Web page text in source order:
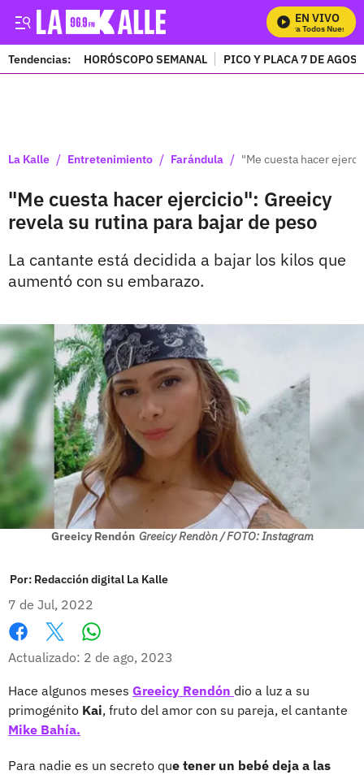
EN VIVO
Mira Todos Nuestros
Tendencias: HORÓSCOPO SEMANAL PICO Y PLACA 7 DE
La Kalle / Entretenimiento / Farándula / "Me cuesta hacer
"Me cuesta hacer ejercicio": Greeicy
revela su rutina para bajar de peso
La cantante está decidida a bajar los kilos que
aumentó con su embarazo.
Greeicy Rendón Greeicy Rendòn / FOTO: Instagram
Por: Redacción digital La Kalle
7 de Jul, 2022
Facebook
X
Actualizado: 2 de ago, 2023
Hace algunos meses Greeicy Rendón dio a luz a su
primogénito Kai, fruto del amor con su pareja, el cantante
Mike Bahía.
Para nadie es un secreto que tener un bebé deja a las